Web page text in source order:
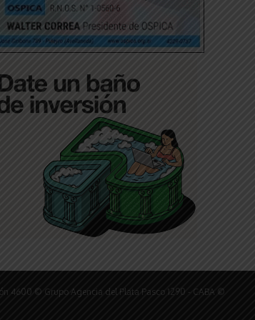
4600 © Grupo Agencia del Plata Pasco 1290 - CABA ©